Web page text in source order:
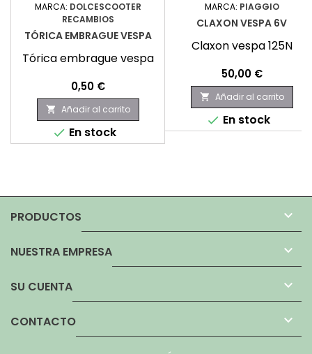
MARCA: DOLCESCOOTER
RECAMBIOS
TÓRICA EMBRAGUE VESPA
Tórica embrague vespa
Precio
0,50 €
 Añadir al carrito
 En stock
MARCA: PIAGGIO
CLAXON VESPA 6V
Claxon vespa 125N
Precio
50,00 €
 Añadir al carrito
 En stock
PRODUCTOS 
NUESTRA EMPRESA 
SU CUENTA 
CONTACTO 